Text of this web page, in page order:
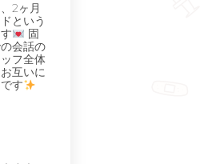
2ヶ月
という
固
会話の
フ全体
互いに
す